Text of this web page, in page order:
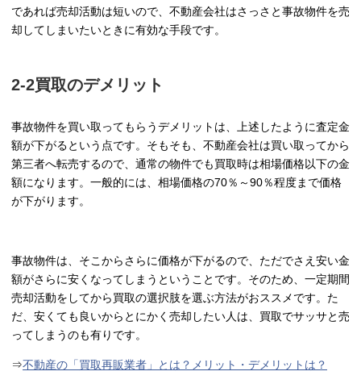
であれば売却活動は短いので、不動産会社はさっさと事故物件を売
却してしまいたいときに有効な手段です。
2-2買取のデメリット
事故物件を買い取ってもらうデメリットは、上述したように査定金
額が下がるという点です。そもそも、不動産会社は買い取ってから
第三者へ転売するので、通常の物件でも買取時は相場価格以下の金
額になります。一般的には、相場価格の70％～90％程度まで価格
が下がります。
事故物件は、そこからさらに価格が下がるので、ただでさえ安い金
額がさらに安くなってしまうということです。そのため、一定期間
売却活動をしてから買取の選択肢を選ぶ方法がおススメです。た
だ、安くても良いからとにかく売却したい人は、買取でサッサと売
ってしまうのも有りです。
⇒不動産の「買取再販業者」とは？メリット・デメリットは？